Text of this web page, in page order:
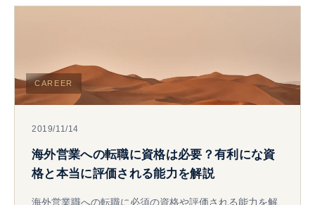
CAREER
2019/11/14
海外営業への転職に資格は必要？有利にな資
格と本当に評価される能力を解説
海外営業職への転職に必須の資格や評価される能力を解